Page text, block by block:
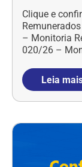
Clique e
– Monitoria
020/26 –
Leia